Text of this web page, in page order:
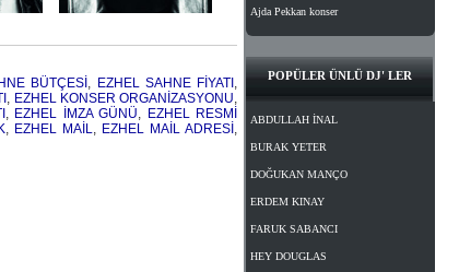
BÜTÇESİ , EZHEL SAHNE FİYATI ,
, EZHEL KONSER ORGANİZASYONU,
, EZHEL İMZA GÜNÜ, EZHEL RESMİ
, EZHEL MAİL, EZHEL MAİL ADRESİ ,
Ajda Pekkan konser
POPÜLER ÜNLÜ DJ' LER
ABDULLAH İNAL
BURAK YETER
DOĞUKAN MANÇO
ERDEM KINAY
FARUK SABANCI
HEY DOUGLAS